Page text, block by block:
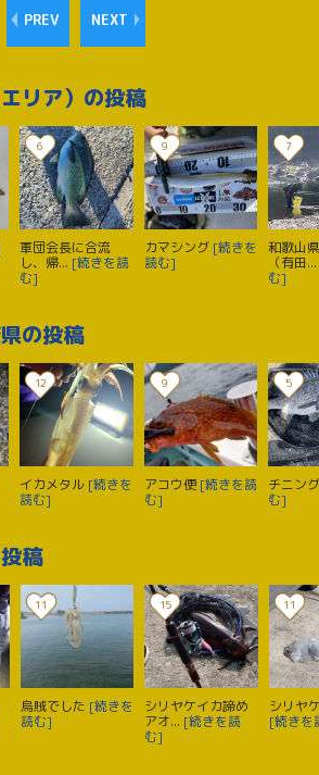
PREV NEXT
リア）の投稿
6
軍団会長に合流
し、帰... [続きを読
む]
9
カマシング [続きを
読む]
7
和歌山
（有田...
む]
の投稿
12
イカメタル [続きを
読む]
9
アコウ便 [続きを読
む]
5
チニン
む]
稿
11
烏賊でした [続きを
読む]
15
シリヤケイカ諦め
アオ... [続きを読
む]
11
シリヤ
[続きを